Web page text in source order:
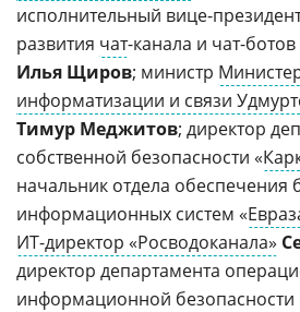
исполнительный вице-
развития чат-канала и чат-
Илья Щиров; министр
информатизации и связи
Тимур Меджитов; директор
собственной безопасности «
начальник отдела обеспечения
информационных систем «
ИТ-директор «Росводоканала»
директор департамента
информационной безопасности